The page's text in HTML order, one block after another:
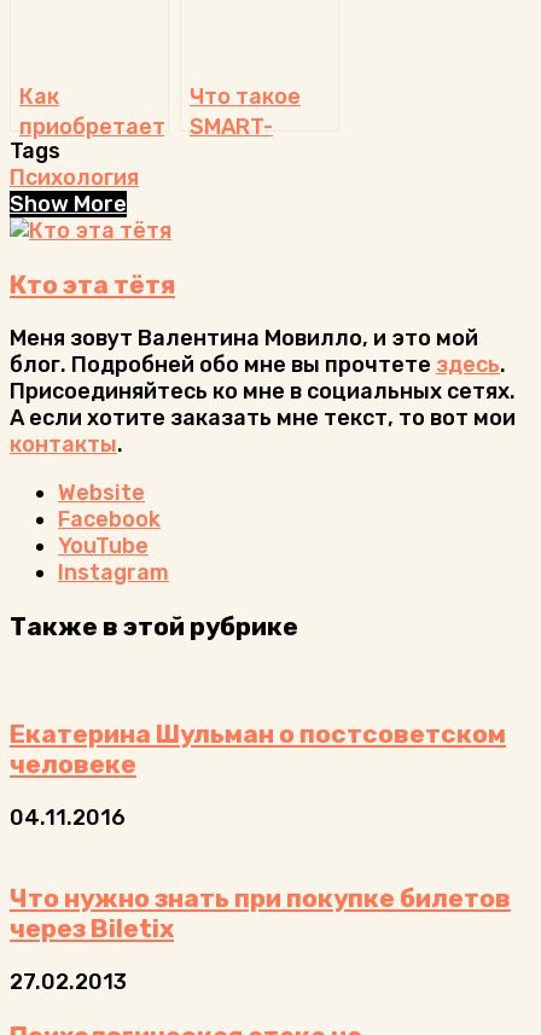
Черниговской
Как
приобретается
СХУ:
наглядная
картинка
Что такое
SMART-
Tags
Психология
Show More
Кто эта тётя
Меня зовут Валентина Мовилло, и это мой
блог. Подробней обо мне вы прочтете здесь.
Присоединяйтесь ко мне в социальных сетях.
А если хотите заказать мне текст, то вот мои
контакты.
Website
Facebook
YouTube
Instagram
Также в этой рубрике
Екатерина Шульман о постсоветском
человеке
04.11.2016
Что нужно знать при покупке билетов
через Biletix
27.02.2013